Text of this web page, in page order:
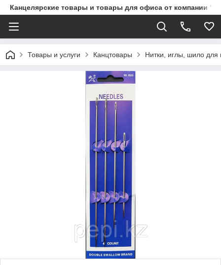
Канцелярские товары и товары для офиса от компании
Товары и услуги Канцтовары Нитки, иглы, шило для